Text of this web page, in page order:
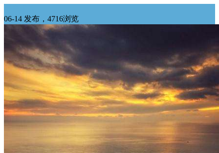
06-14 发布，4716浏览